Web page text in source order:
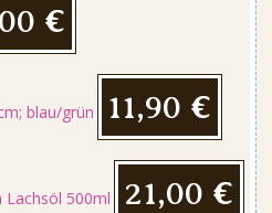
€
blau/grün 11,90 €
Lachsöl 500ml 21,00 €